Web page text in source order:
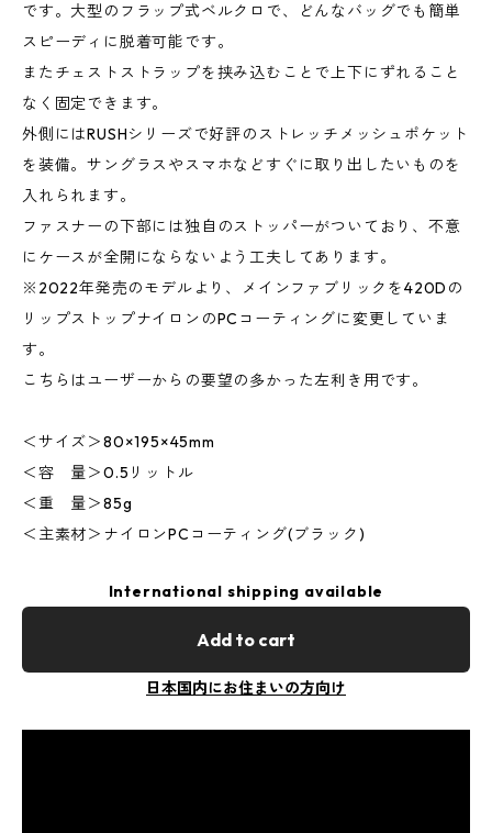
です。大型のフラップ式ベルクロで、どんなバッグでも簡単
スピーディに脱着可能です。
またチェストストラップを挟み込むことで上下にずれること
なく固定できます。
外側にはRUSHシリーズで好評のストレッチメッシュポケット
を装備。サングラスやスマホなどすぐに取り出したいものを
入れられます。
ファスナーの下部には独自のストッパーがついており、不意
にケースが全開にならないよう工夫してあります。
※2022年発売のモデルより、メインファブリックを420Dの
リップストップナイロンのPCコーティングに変更していま
す。
こちらはユーザーからの要望の多かった左利き用です。
＜サイズ＞80×195×45mm
＜容 量＞0.5リットル
＜重 量＞85g
＜主素材＞ナイロンPCコーティング(ブラック)
International shipping available
Add to cart
日本国内にお住まいの方向け